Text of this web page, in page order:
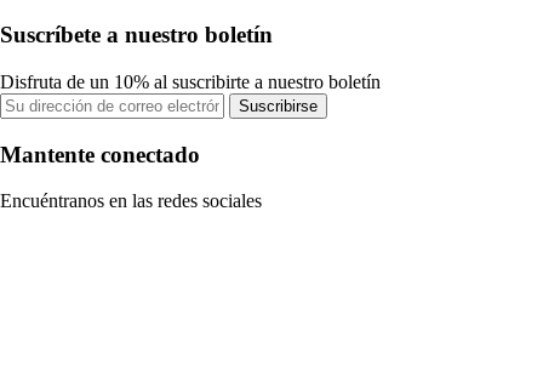
Suscríbete a nuestro boletín
Disfruta de un 10% al suscribirte a nuestro boletín
Suscribirse
Mantente conectado
Encuéntranos en las redes sociales